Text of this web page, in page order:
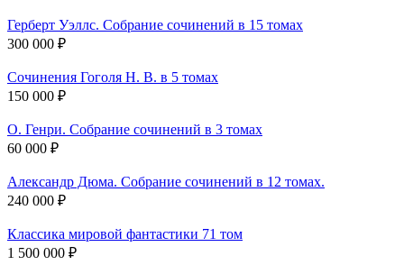
Герберт Уэллс. Собрание сочинений в 15 томах
300 000 ₽
Сочинения Гоголя Н. В. в 5 томах
150 000 ₽
О. Генри. Собрание сочинений в 3 томах
60 000 ₽
Александр Дюма. Собрание сочинений в 12 томах.
240 000 ₽
Классика мировой фантастики 71 том
1 500 000 ₽